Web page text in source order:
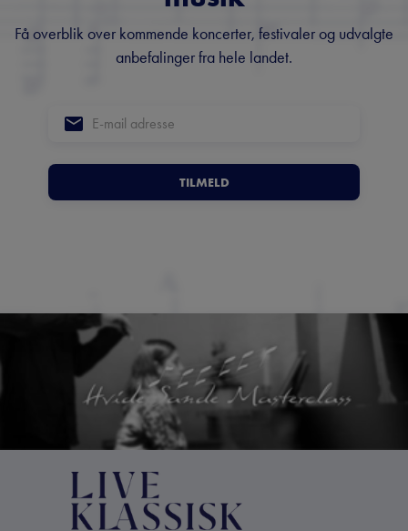
Få overblik over kommende koncerter, festivaler og udvalgte
anbefalinger fra hele landet.
TILMELD